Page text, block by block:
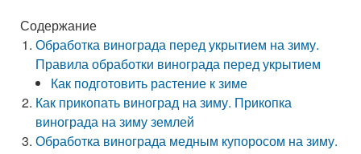
Содержание
Обработка винограда перед укрытием на зиму.
Правила обработки винограда перед укрытием
Как подготовить растение к зиме
Как прикопать виноград на зиму. Прикопка
винограда на зиму землей
Обработка винограда медным купоросом на зиму.